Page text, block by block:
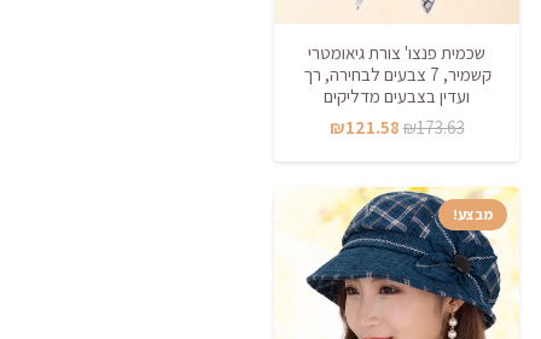
שכמית פנצו' צורת גיאומטרי
קשמיר, 7 צבעים לבחירה, רך
ועדין בצבעים מדליקים
₪173.63
המחיר
המקורי
היה:
₪173.63.
₪121.58
הנוכחי
₪121.58.
מבצע!